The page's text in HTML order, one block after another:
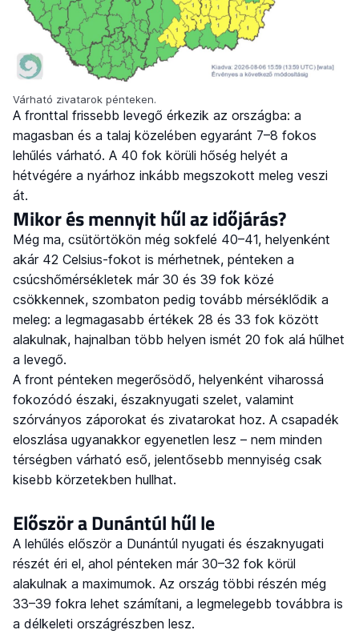
Várható zivatarok pénteken.
A fronttal frissebb levegő érkezik az országba: a
magasban és a talaj közelében egyaránt 7–8 fokos
lehűlés várható. A 40 fok körüli hőség helyét a
hétvégére a nyárhoz inkább megszokott meleg veszi
át.
Mikor és mennyit hűl az időjárás?
Még ma, csütörtökön még sokfelé 40–41, helyenként
akár 42 Celsius-fokot is mérhetnek, pénteken a
csúcshőmérsékletek már 30 és 39 fok közé
csökkennek, szombaton pedig tovább mérséklődik a
meleg: a legmagasabb értékek 28 és 33 fok között
alakulnak, hajnalban több helyen ismét 20 fok alá hűlhet
a levegő.
A front pénteken megerősödő, helyenként viharossá
fokozódó északi, északnyugati szelet, valamint
szórványos záporokat és zivatarokat hoz. A csapadék
eloszlása ugyanakkor egyenetlen lesz – nem minden
térségben várható eső, jelentősebb mennyiség csak
kisebb körzetekben hullhat.
Először a Dunántúl hűl le
A lehűlés először a Dunántúl nyugati és északnyugati
részét éri el, ahol pénteken már 30–32 fok körül
alakulnak a maximumok. Az ország többi részén még
33–39 fokra lehet számítani, a legmelegebb továbbra is
a délkeleti országrészben lesz.